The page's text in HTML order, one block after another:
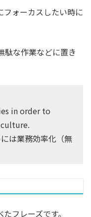
ォーカスしたい時に
駄な作業などに置き
in order to
は業務効率化（無
フレーズです。